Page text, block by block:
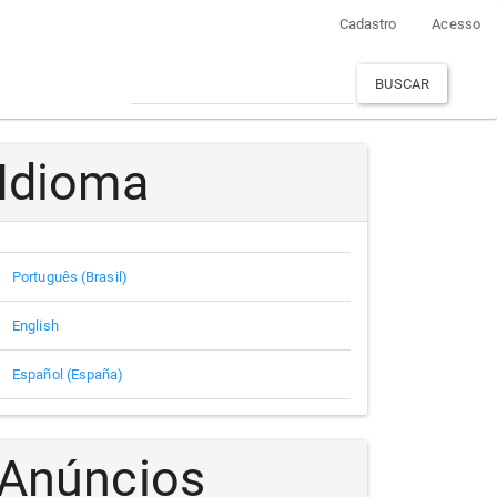
Cadastro Acesso
BUSCAR
Idioma
Português (Brasil)
English
Español (España)